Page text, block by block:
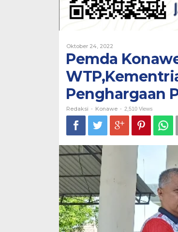
Oktober 24, 2022
Redaksi
Pemda
Penghargaan
Redaksi - Konawe - 2,510 Views